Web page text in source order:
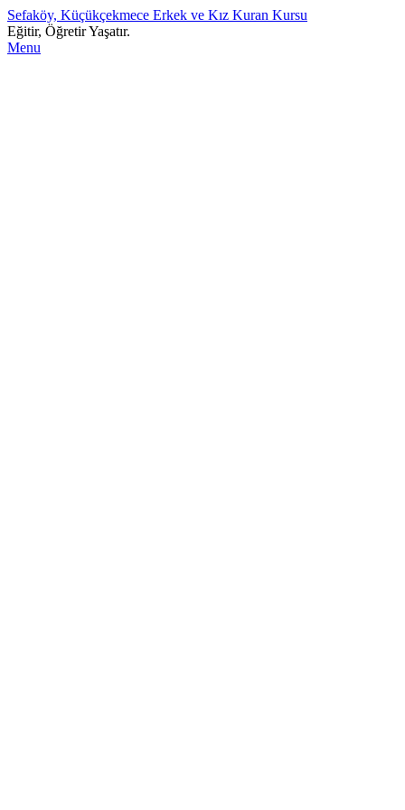
Sefaköy, Küçükçekmece Erkek ve Kız Kuran Kursu
Eğitir, Öğretir Yaşatır.
Menu